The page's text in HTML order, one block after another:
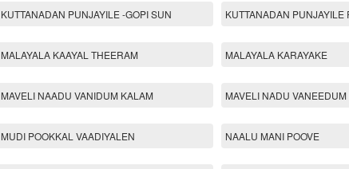
KUTTANADAN PUNJAYILE -GOPI SUN KUTTANADAN PUNJAYILE
MALAYALA KAAYAL THEERAM MALAYALA KARAYAKE
MAVELI NAADU VANIDUM KALAM MAVELI NADU
MUDI POOKKAL VAADIYALEN NAALU MANI POOVE